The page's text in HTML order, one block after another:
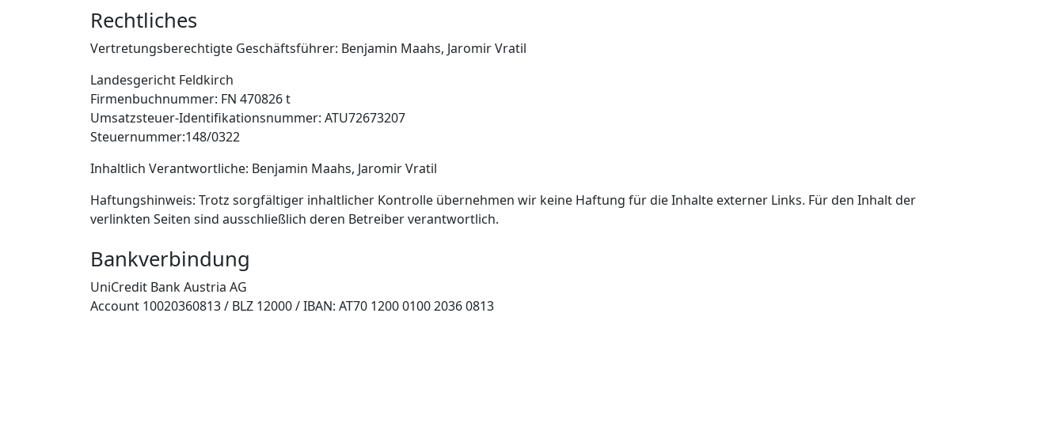
Rechtliches
Vertretungsberechtigte Geschäftsführer: Benjamin Maahs, Jaromir Vratil
Landesgericht Feldkirch
Firmenbuchnummer: FN 470826 t
Umsatzsteuer-Identifikationsnummer: ATU72673207
Steuernummer:148/0322
Inhaltlich Verantwortliche: Benjamin Maahs, Jaromir Vratil
Haftungshinweis: Trotz sorgfältiger inhaltlicher Kontrolle übernehmen wir keine Haftung für die Inhalte externer Links. Für den Inhalt der
verlinkten Seiten sind ausschließlich deren Betreiber verantwortlich.
Bankverbindung
UniCredit Bank Austria AG
Account 10020360813 / BLZ 12000 / IBAN: AT70 1200 0100 2036 0813